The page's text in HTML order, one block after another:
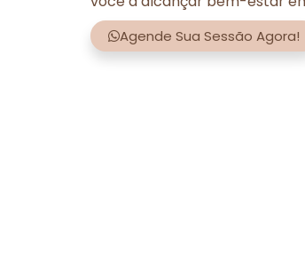
Agende Sua Sessão Agora!